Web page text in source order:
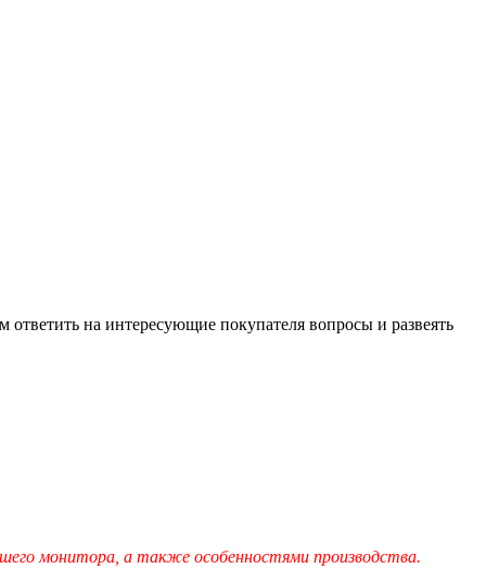
на интересующие покупателя вопросы и развеять
монитора, а также особенностями производства.